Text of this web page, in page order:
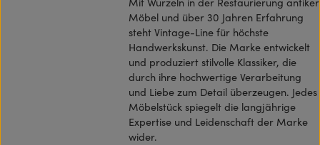
Möbel und über 30 Jahren Erfahrung
steht Vintage-Line für höchste
Handwerkskunst. Die Marke entwickelt
und produziert stilvolle Klassiker, die
durch ihre hochwertige Verarbeitung
und Liebe zum Detail überzeugen. Jedes
Möbelstück spiegelt die langjährige
Expertise und Leidenschaft der Marke
wider.